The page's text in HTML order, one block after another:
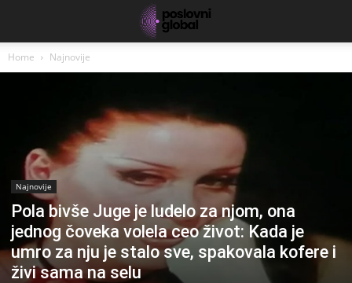
Home Najnovije
Najnovije
Pola bivše Juge je ludelo za njom, ona
jednog čoveka volela ceo život: Kada je
umro za nju je stalo sve, spakovala kofere i
živi sama na selu